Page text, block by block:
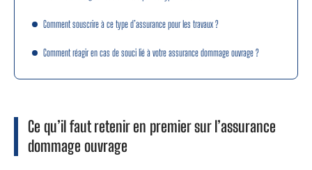
Comment souscrire à ce type d’assurance pour les travaux ?
Comment réagir en cas de souci lié à votre assurance dommage ouvrage ?
Ce qu’il faut retenir en premier sur l’assurance
dommage ouvrage